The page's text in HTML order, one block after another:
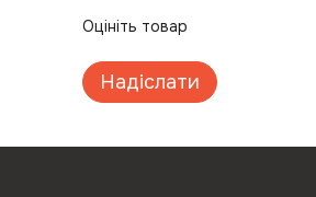
Оцініть товар
Надіслати